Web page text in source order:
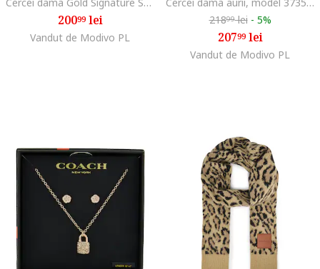
20099lei
Vandut de Modivo PL
21899lei - 5%
20799lei
Vandut de Modivo PL